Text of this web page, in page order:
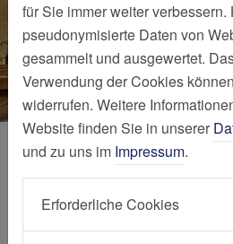
Mein Aufenthalt
Seelsorge
Philippusstift und
für Sie immer weiter verbessern.
pseudonymisierte Daten von
gesammelt und ausgewertet.
Verwendung der Cookies
widerrufen. Weitere
Website finden Sie in unserer
und zu uns im Impressum.
Erforderliche Cookies